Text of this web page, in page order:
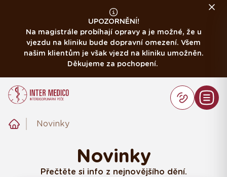
UPOZORNĚNÍ!
Na magistrále probíhají opravy a je možné, že u
vjezdu na kliniku bude dopravní omezení. Všem
našim klientům je však vjezd na kliniku umožněn.
Děkujeme za pochopení.
Novinky
Novinky
Přečtěte si info z nejnovějšího dění.